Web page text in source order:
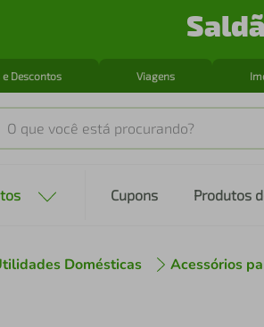
Descontos Viagens
que você está procurando?
Cupons Produtos
Domésticas Acessórios
cafeteira